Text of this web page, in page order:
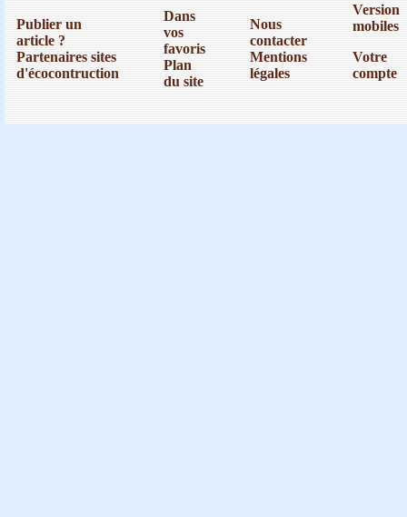
Publier un
article ?
Partenaires sites
d'écocontruction
Dans
vos
favoris
Plan
du site
Nous
contacter
Mentions
légales
Version
mobiles
Votre
compte